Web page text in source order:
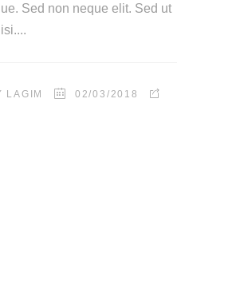
Sed non neque elit. Sed ut
LAGIM 02/03/2018